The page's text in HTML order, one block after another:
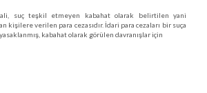
suç teşkil etmeyen kabahat olarak belirtilen yani
kişilere verilen para cezasıdır. İdari para cezaları bir suça
kabahat olarak görülen davranışlar için